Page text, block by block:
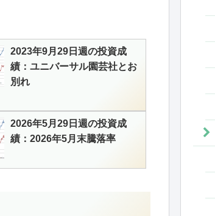
2023年9月29日週の投資成
績：ユニバーサル園芸社とお
別れ
2026年5月29日週の投資成
績：2026年5月末騰落率